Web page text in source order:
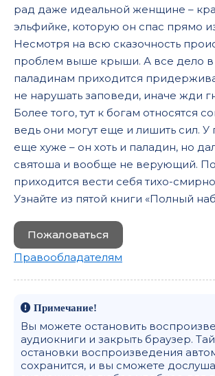
рад даже идеальной женщине –
эльфийке, которую он спас прямо
Несмотря на всю сказочность
проблем выше крыши. А все дело в
паладинам приходится
не нарушать заповеди, иначе жди
Более того, тут к богам относятся
ведь они могут еще и лишить сил. У
еще хуже – он хоть и паладин, но
святоша и вообще не верующий.
приходится вести себя тихо-
Узнайте из пятой книги «Полный
Пожаловаться
Правообладателям
Примечание!
Вы можете остановить
аудиокниги и закрыть браузер.
остановки воспроизведения
сохранится, и вы сможете